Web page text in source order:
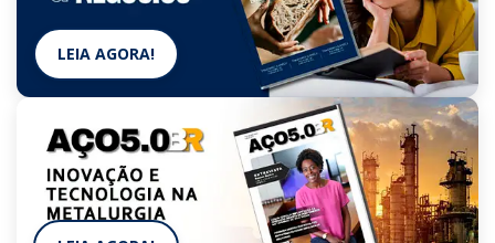
LEIA AGORA!